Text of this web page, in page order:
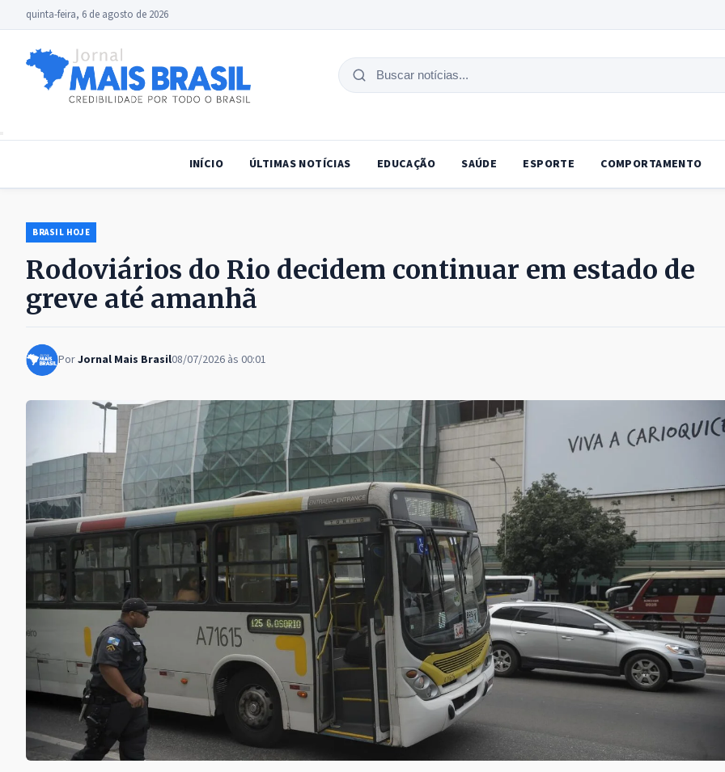
quinta-feira, 6 de agosto de 2026
Buscar
INÍCIO ÚLTIMAS NOTÍCIAS EDUCAÇÃO SAÚDE ESPORTE COMPORTAMENTO
BRASIL HOJE
Rodoviários do Rio decidem continuar em estado de
greve até amanhã
PorJornal Mais Brasil08/07/2026 às 00:01